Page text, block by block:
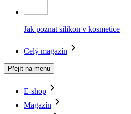
Jak poznat silikon v kosmetice
Celý magazín
Přejít na menu
E-shop
Magazín